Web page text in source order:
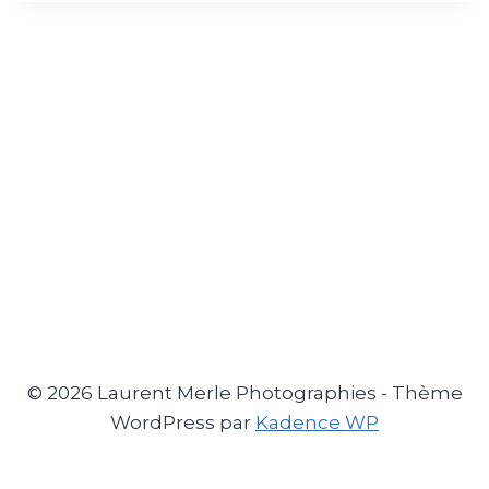
© 2026 Laurent Merle Photographies - Thème
WordPress par Kadence WP